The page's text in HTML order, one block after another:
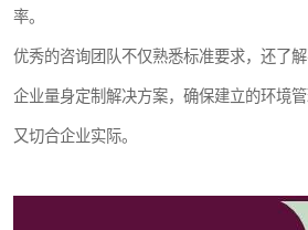
率。
优秀的咨询团队不仅熟悉标准要求，还了
企业量身定制解决方案，确保建立的环境管
又切合企业实际。